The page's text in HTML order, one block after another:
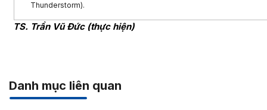
Thunderstorm).
TS. Trần Vũ Đức (thực hiện)
Danh mục liên quan